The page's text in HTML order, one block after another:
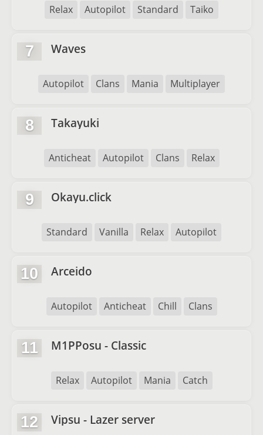
Relax Autopilot Standard Taiko
7 Waves
Autopilot Clans Mania Multiplayer
8 Takayuki
Anticheat Autopilot Clans Relax
9 Okayu.click
Standard Vanilla Relax Autopilot
10 Arceido
Autopilot Anticheat Chill Clans
11 M1PPosu - Classic
Relax Autopilot Mania Catch
12 Vipsu - Lazer server